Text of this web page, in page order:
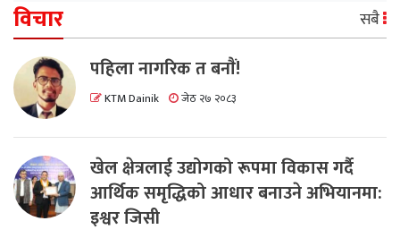
विचार सबै
पहिला नागरिक त बनाैं!
KTM Dainik जेठ २७ २०८३
खेल क्षेत्रलाई उद्योगको रूपमा विकास गर्दै
आर्थिक समृद्धिको आधार बनाउने अभियानमा:
इश्वर जिसी